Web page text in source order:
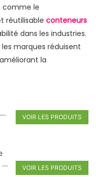
comme le
réutilisable conteneurs
dans les industries.
marques réduisent
la
VOIR LES PRODUITS
VOIR LES PRODUITS